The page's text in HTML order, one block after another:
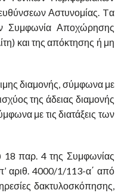
Αστυνομίας. Tα
Συμφωνία Αποχώρησης
και της απόκτησης ή μη
διαμονής, σύμφωνα με
της άδειας διαμονής
με τις διατάξεις των
18 παρ. 4 της Συμφωνίας
αριθ. 4000/1/113-α΄ από
δακτυλοσκόπησης,